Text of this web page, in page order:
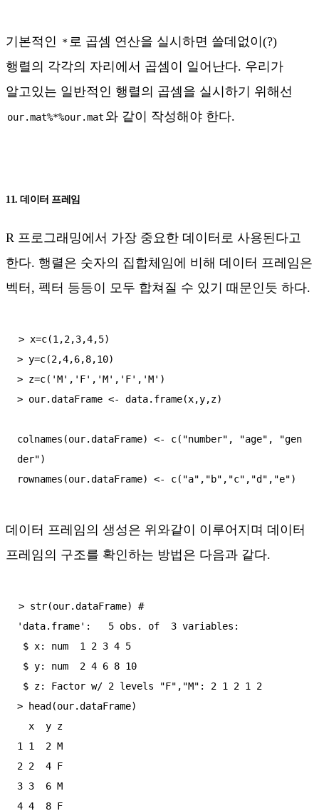
기본적인 *로 곱셈 연산을 실시하면 쓸데없이(?)
행렬의 각각의 자리에서 곱셈이 일어난다. 우리가
알고있는 일반적인 행렬의 곱셈을 실시하기 위해선
our.mat%*%our.mat 와 같이 작성해야 한다.
11. 데이터 프레임
R 프로그래밍에서 가장 중요한 데이터로 사용된다고
한다. 행렬은 숫자의 집합체임에 비해 데이터 프레임은
벡터, 펙터 등등이 모두 합쳐질 수 있기 때문인듯 하다.
> x=c(1,2,3,4,5)
> y=c(2,4,6,8,10)
> z=c('M','F','M','F','M')
> our.dataFrame <- data.frame(x,y,z)
colnames(our.dataFrame) <- c("number", "age", "gen
der")
데이터 프레임의 생성은 위와같이 이루어지며 데이터
프레임의 구조를 확인하는 방법은 다음과 같다.
> str(our.dataFrame) #
'data.frame':   5 obs. of  3 variables:
> head(our.dataFrame)
1 1  2 M
2 2  4 F
3 3  6 M
4 4  8 F